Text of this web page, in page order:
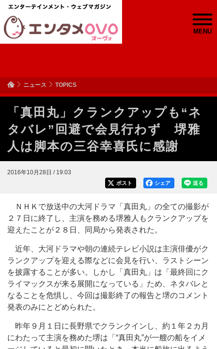
MENU
ニュース TOPICS
「真田丸」クランクアップも“ネ
タバレ”回避で会見行わず 堺雅
人は脚本の三谷幸喜氏に感謝
2016年10月28日 / 19:03
送る
シェア
ポスト
ＮＨＫで放送中の大河ドラマ「真田丸」の全ての撮影が
２７日に終了し、主演を務める堺雅人もクランクアップを
迎えたことが２８日、同局から発表された。
近年、大河ドラマや朝の連続テレビ小説は主演俳優がク
ランクアップを迎える際などに会見を行い、ラストシーン
を披露することが多い。しかし「真田丸」は「最終回にク
ライマックスが来る展開になっている」ため、ネタバレと
なることを危惧し、今回は撮影終了の報告と堺のコメント
発表のみにとどめられた。
昨年９月１日に長野県でクランクインし、約１年２カ月
にわたって主演を務めた堺は「“真田丸”が一艘の船をイメ